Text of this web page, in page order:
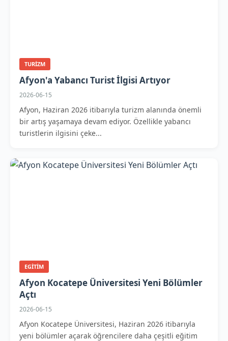
TURIZM
Afyon'a Yabancı Turist İlgisi Artıyor
2026-06-15
Afyon, Haziran 2026 itibarıyla turizm alanında önemli
bir artış yaşamaya devam ediyor. Özellikle yabancı
turistlerin ilgisini çeke...
EGITIM
Afyon Kocatepe Üniversitesi Yeni Bölümler
Açtı
2026-06-15
Afyon Kocatepe Üniversitesi, Haziran 2026 itibarıyla
yeni bölümler açarak öğrencilere daha çeşitli eğitim